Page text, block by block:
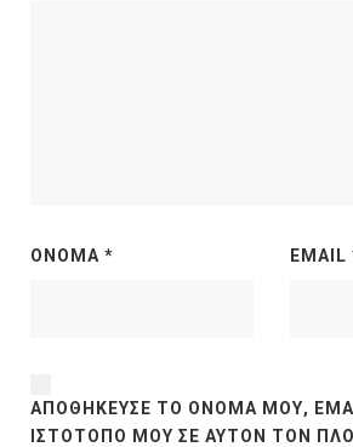
ΌΝΟΜΑ * EMAIL
ΑΠΟΘΉΚΕΥΣΕ ΤΟ ΌΝΟΜΆ ΜΟΥ,
ΙΣΤΌΤΟΠΟ ΜΟΥ ΣΕ ΑΥΤΌΝ ΤΟΝ